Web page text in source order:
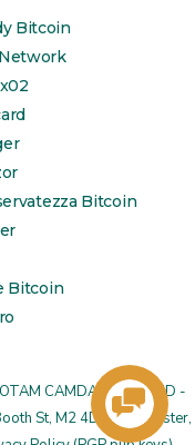
TikTok
in
una
nuova
scheda
Bitcoin
Bitcoin
Bitcoin
CAMDA MEDIA LTD -
St, M2 4DU Manchester,